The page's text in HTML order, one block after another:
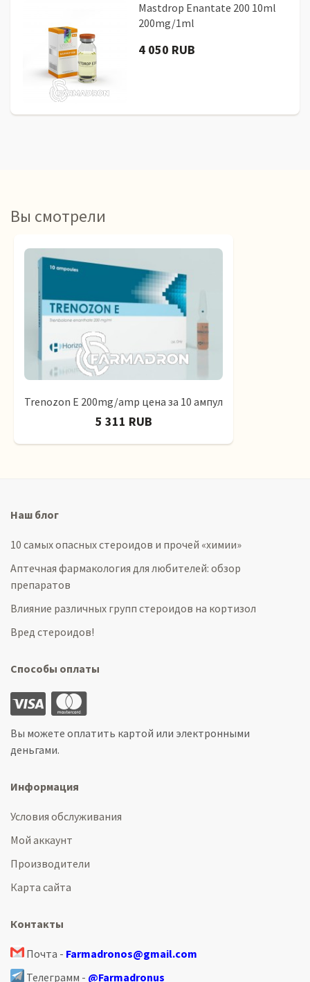
Mastdrop Enantate 200 10ml
200mg/1ml
4 050 RUB
Вы смотрели
Trenozon E 200mg/amp цена за 10 ампул
5 311 RUB
Наш блог
10 самых опасных стероидов и прочей «химии»
Аптечная фармакология для любителей: обзор
препаратов
Влияние различных групп стероидов на кортизол
Вред стероидов!
Способы оплаты
Вы можете оплатить картой или электронными
деньгами.
Информация
Условия обслуживания
Мой аккаунт
Производители
Карта сайта
Контакты
Почта - Farmadronos@gmail.com
Телеграмм - @Farmadronus